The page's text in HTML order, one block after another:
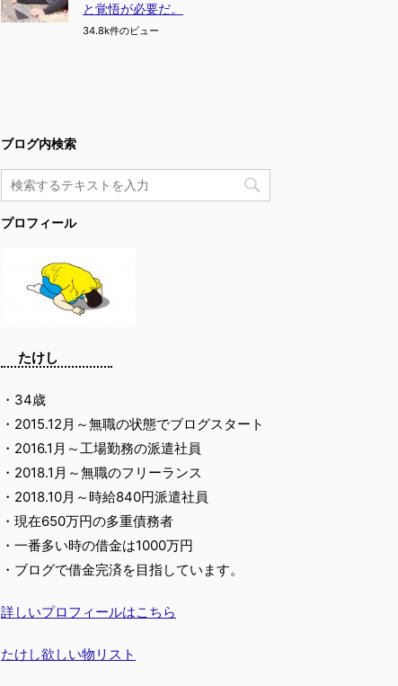
と覚悟が必要だ。
34.8k件のビュー
ブログ内検索
プロフィール
たけし
・34歳
・2015.12月～無職の状態でブログスタート
・2016.1月～工場勤務の派遣社員
・2018.1月～無職のフリーランス
・2018.10月～時給840円派遣社員
・現在650万円の多重債務者
・一番多い時の借金は1000万円
・ブログで借金完済を目指しています。
詳しいプロフィールはこちら
たけし欲しい物リスト